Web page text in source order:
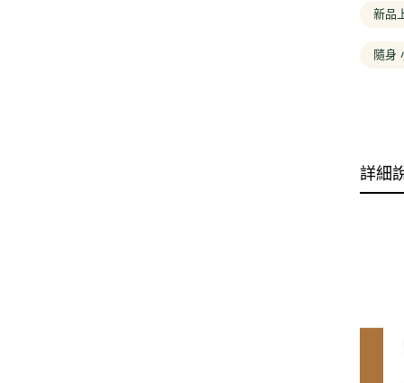
新品
隨身
詳細